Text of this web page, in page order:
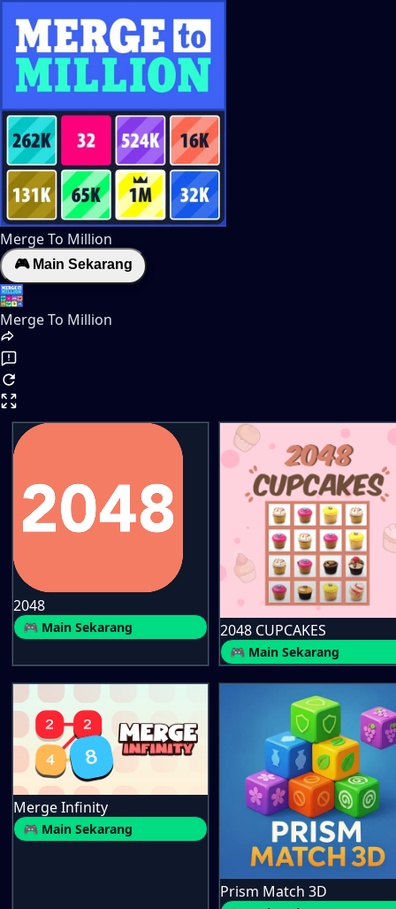
Merge To Million
🎮 Main Sekarang
Merge To Million
2048
🎮 Main Sekarang 2048 CUPCAKES
🎮 Main Sekarang
Merge Infinity
🎮 Main Sekarang
Prism Match 3D